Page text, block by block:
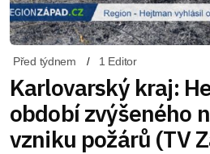
Před týdnem 1 Editor
Karlovarský kraj:
období zvýšeného
vzniku požárů (TV